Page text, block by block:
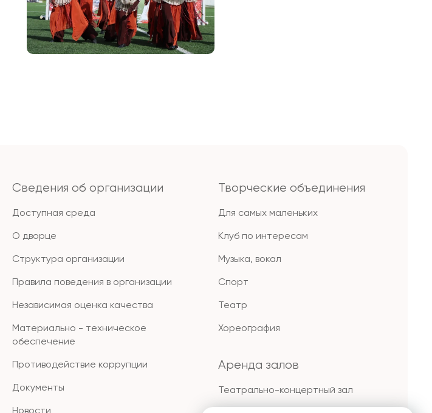
Сведения об организации
Доступная среда
О дворце
Структура организации
Правила поведения в организации
Независимая оценка качества
Материально - техническое
обеспечение
Противодействие коррупции
Документы
Творческие объединения
Для самых маленьких
Клуб по интересам
Музыка, вокал
Спорт
Театр
Хореография
Аренда залов
Театрально-концертный зал